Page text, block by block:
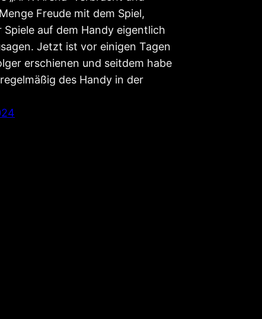
Freude mit dem Spiel,
Spiele auf dem Handy eigentlich
Jetzt ist vor einigen Tagen
erschienen und seitdem habe
des Handy in der